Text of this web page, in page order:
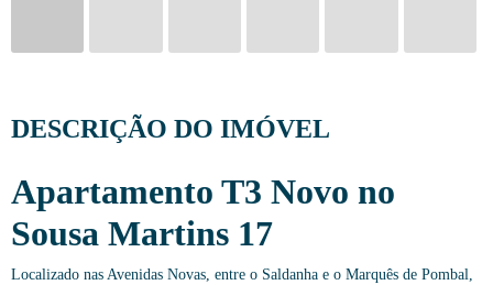
DESCRIÇÃO DO IMÓVEL
Apartamento T3 Novo no
Sousa Martins 17
Localizado nas Avenidas Novas, entre o Saldanha e o Marquês de Pombal,